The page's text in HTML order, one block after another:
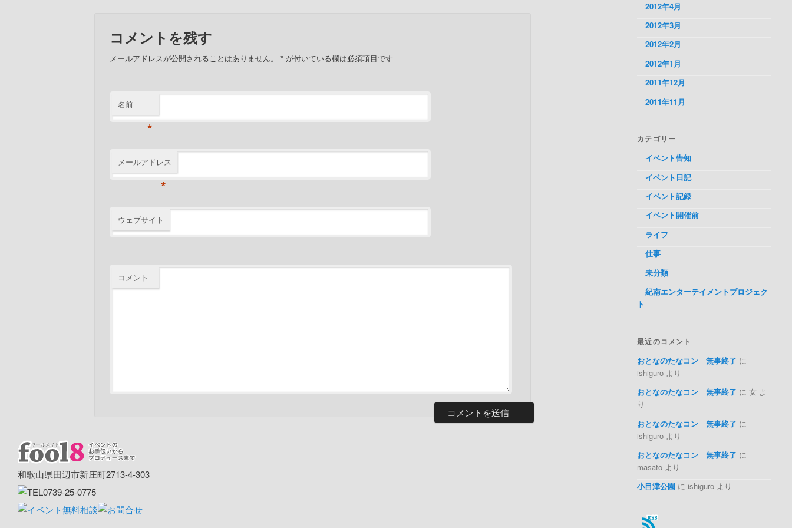
コメントを残す
メールアドレスが公開されることはありません。 *が付いている欄は必須項目です
名前
*
メールアドレス
*
ウェブサイト
コメント
2012年4月
2012年3月
2012年2月
2012年1月
2011年12月
2011年11月
カテゴリー
イベント告知
イベント日記
イベント記録
イベント開催前
ライフ
仕事
未分類
紀南エンターテイメントプロジェク
ト
最近のコメント
おとなのたなコン 無事終了 に
ishiguro より
おとなのたなコン 無事終了 に 女 よ
り
おとなのたなコン 無事終了 に
ishiguro より
おとなのたなコン 無事終了 に
masato より
小目津公園 に ishiguro より
和歌山県田辺市新庄町2713-4-303